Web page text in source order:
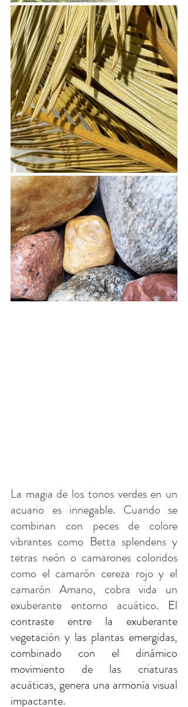
La magia de los tonos verdes en un
acuario es innegable. Cuando se
combinan con peces de colore
vibrantes como Betta splendens y
tetras neón o camarones coloridos
como el camarón cereza rojo y el
camarón Amano, cobra vida un
exuberante entorno acuático. El
contraste entre la exuberante
vegetación y las plantas emergidas,
combinado con el dinámico
movimiento de las criaturas
acuáticas, genera una armonía visual
impactante.